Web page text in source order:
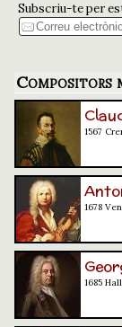
Subscriu-te per
Compositors
1567
1678
1685